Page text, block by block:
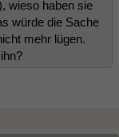
wieso haben sie
würde die Sache
mehr lügen.